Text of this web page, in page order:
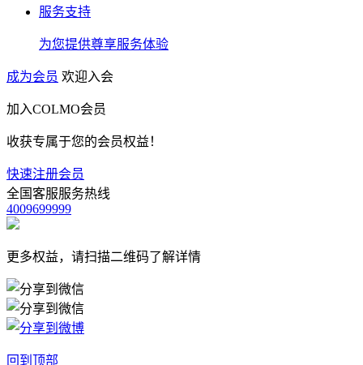
服务支持
为您提供尊享服务体验
成为会员 欢迎入会
加入COLMO会员
收获专属于您的会员权益！
快速注册会员
全国客服服务热线
4009699999
更多权益，请扫描二维码了解详情
回到顶部